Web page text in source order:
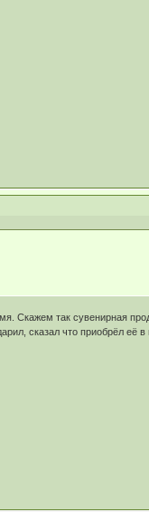
Скажем так сувенирная
сказал что приобрёл её